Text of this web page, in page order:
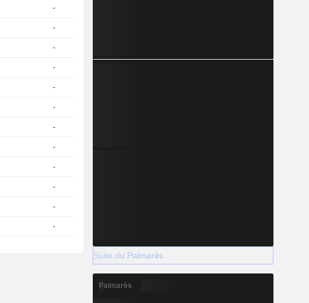
-
-
-
-
-
-
-
-
-
-
-
-
Suite du Palmarès
Palmarès